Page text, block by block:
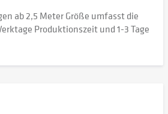
ab 2,5 Meter Größe umfasst die
Produktionszeit und 1-3 Tage